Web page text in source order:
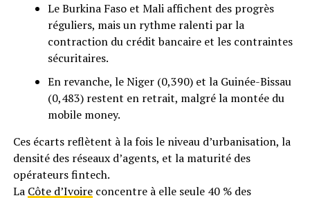
Le Burkina Faso et Mali affichent des progrès
réguliers, mais un rythme ralenti par la
contraction du crédit bancaire et les contraintes
sécuritaires.
En revanche, le Niger (0,390) et la Guinée-Bissau
(0,483) restent en retrait, malgré la montée du
mobile money.
Ces écarts reflètent à la fois le niveau d’urbanisation, la
densité des réseaux d’agents, et la maturité des
opérateurs fintech.
La Côte d’Ivoireconcentre à elle seule 40 % des